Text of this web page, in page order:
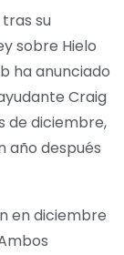
su
sobre Hielo
ha anunciado
Craig
de diciembre,
año después
en diciembre